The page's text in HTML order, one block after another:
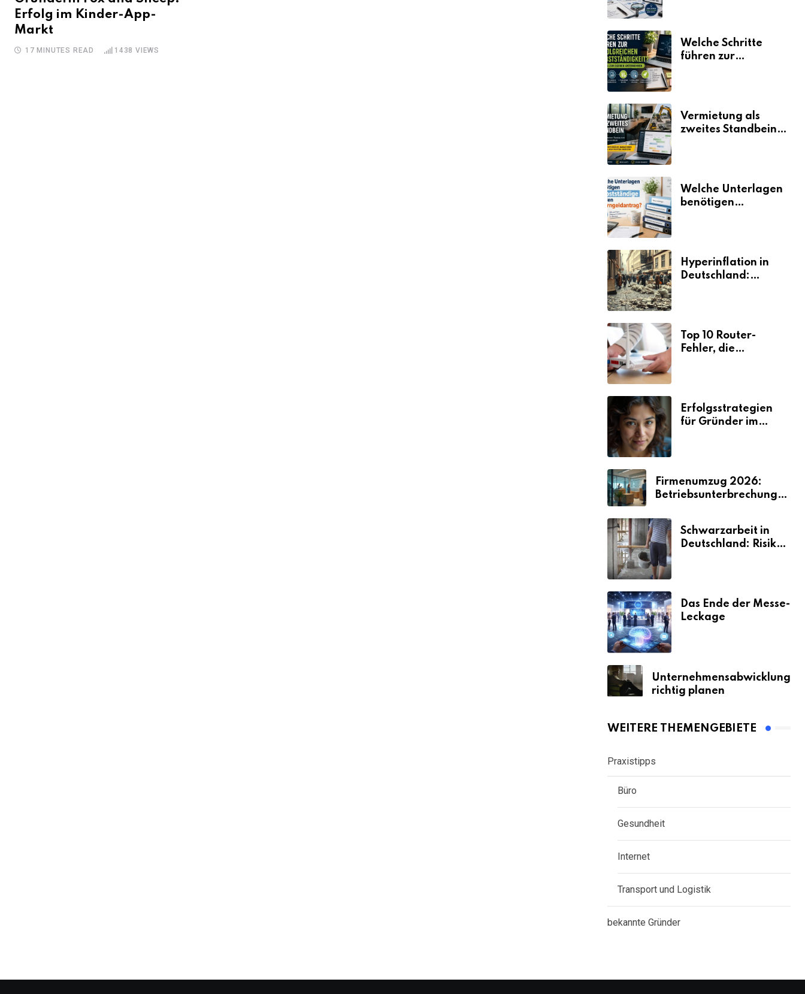
Erfolg im Kinder-App-
Markt
17 MINUTES READ 1438 VIEWS
Welche Schritte
führen zur
Vermietung als
zweites Standbein:
Umsätze machen
Welche Unterlagen
benötigen
Hyperinflation in
Deutschland:
Top 10 Router-
Fehler, die
Erfolgsstrategien
für Gründer im
Firmenumzug 2026:
Betriebsunterbrechungen
Schwarzarbeit in
Deutschland: Risiken
Das Ende der Messe-
Leckage
Unternehmensabwicklung
richtig planen
WEITERE THEMENGEBIETE
Praxistipps
Büro
Gesundheit
Internet
Transport und Logistik
bekannte Gründer